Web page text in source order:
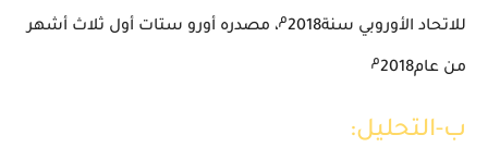
للاتحاد الأوروبي سنة2018 م، مصدره أورو ستات أول ثلاث أشهر
من عام2018 م
ب-التحليل: